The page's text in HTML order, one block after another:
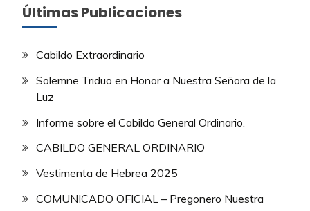
Últimas Publicaciones
Cabildo Extraordinario
Solemne Triduo en Honor a Nuestra Señora de la
Luz
Informe sobre el Cabildo General Ordinario.
CABILDO GENERAL ORDINARIO
Vestimenta de Hebrea 2025
COMUNICADO OFICIAL – Pregonero Nuestra